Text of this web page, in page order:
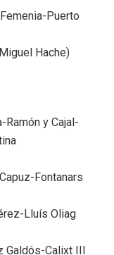
Puerto
Hache)
Ramón y Cajal-
Fontanars
Lluís Oliag
Calixt III